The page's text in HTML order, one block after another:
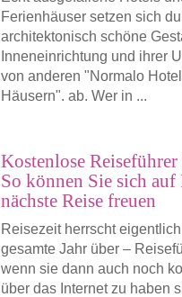
Ferienhäuser setzen sich
architektonisch schöne
Inneneinrichtung und ihrer
von anderen "Normalo
Häusern". ab. Wer in ...
Kostenlose
So können Sie sich auf
nächste Reise freuen
Reisezeit herrscht
gesamte Jahr über –
wenn sie dann auch noch
über das Internet zu haben